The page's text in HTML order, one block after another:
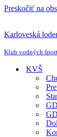
Preskočiť na
Karloveská
Klub vodných
KVŠ